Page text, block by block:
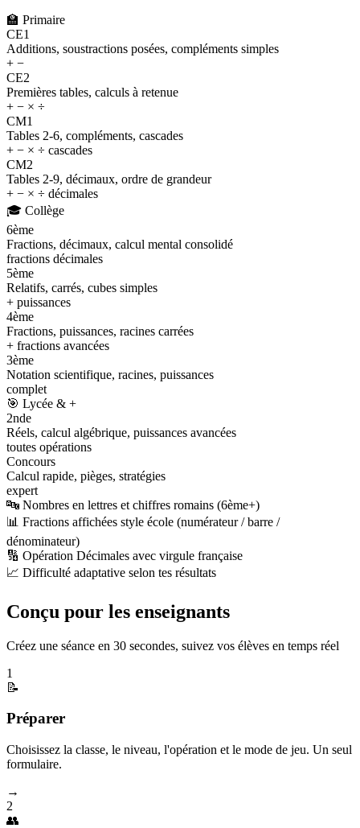
🏫 Primaire
CE1
Additions, soustractions posées, compléments simples
+ −
CE2
Premières tables, calculs à retenue
+ − × ÷
CM1
Tables 2-6, compléments, cascades
+ − × ÷ cascades
CM2
Tables 2-9, décimaux, ordre de grandeur
+ − × ÷ décimales
🎓 Collège
6ème
Fractions, décimaux, calcul mental consolidé
fractions décimales
5ème
Relatifs, carrés, cubes simples
+ puissances
4ème
Fractions, puissances, racines carrées
+ fractions avancées
3ème
Notation scientifique, racines, puissances
complet
🎯 Lycée & +
2nde
Réels, calcul algébrique, puissances avancées
toutes opérations
Concours
Calcul rapide, pièges, stratégies
expert
🔤 Nombres en lettres et chiffres romains (6ème+)
📊 Fractions affichées style école (numérateur / barre /
dénominateur)
🔢 Opération Décimales avec virgule française
📈 Difficulté adaptative selon tes résultats
Conçu pour les enseignants
Créez une séance en 30 secondes, suivez vos élèves en temps réel
1
📝
Préparer
Choisissez la classe, le niveau, l'opération et le mode de jeu. Un seul
formulaire.
→
2
👥